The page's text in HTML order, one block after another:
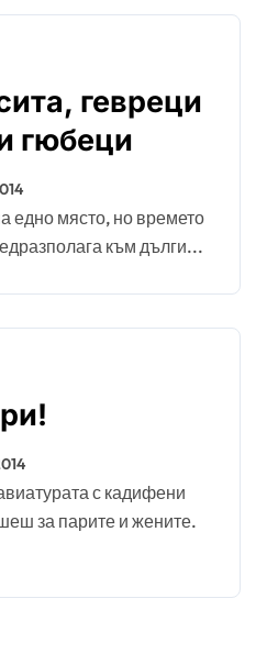
гевреци
гюбеци
към дълги...
за парите и жените.